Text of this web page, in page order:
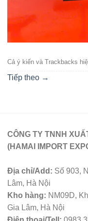
Cả ý kiến ​​và Trackbacks
Tiếp theo →
CÔNG TY TNNH
(HAMAI IMPORT
Địa chỉ/Add: Số 903,
Lâm, Hà Nội
Kho hàng: NM09D,
Gia Lâm, Hà Nội